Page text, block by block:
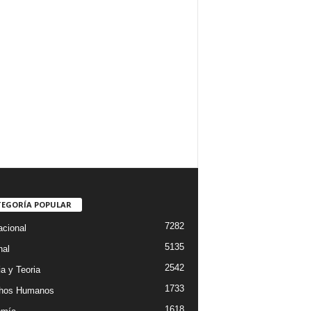
POPULAR
7282
5135
y Teoria 2542
Humanos 1733